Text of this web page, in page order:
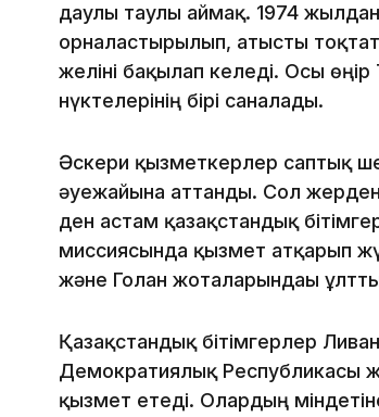
даулы таулы аймақ. 1974
орналастырылып, атысты
желіні бақылап келеді. Осы өңір
нүктелерінің бірі саналады.
Әскери қызметкерлер саптық
әуежайына аттанды. Сол
ден астам қазақстандық
миссиясында қызмет атқарып
және Голан жоталарындағы
Қазақстандық бітімгерлер
Демократиялық Республикасы
қызмет етеді. Олардың